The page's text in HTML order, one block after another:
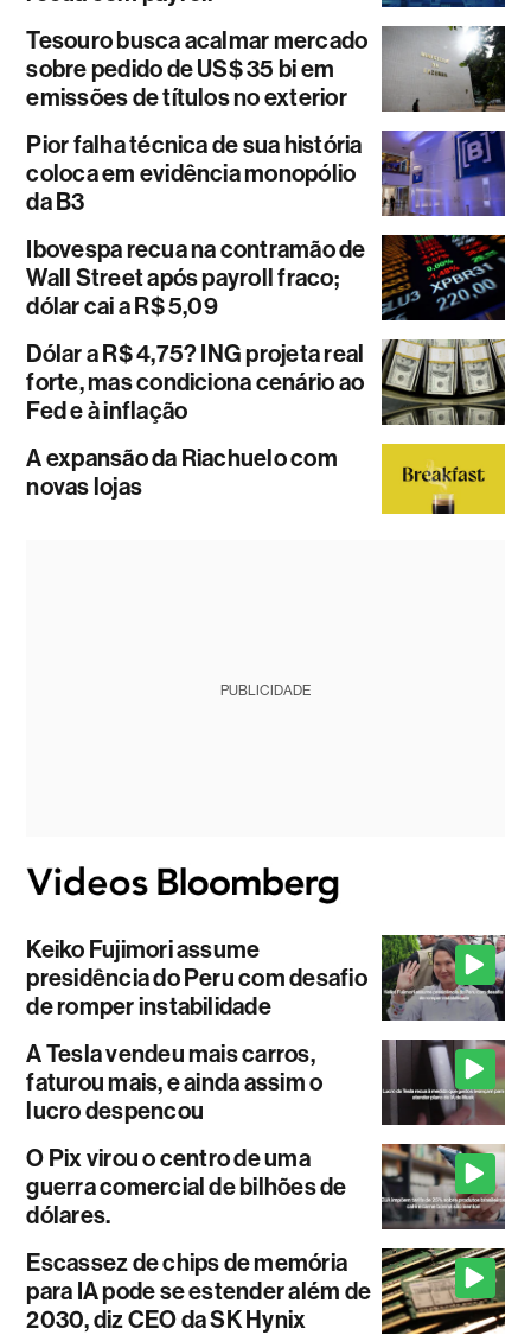
Tesouro busca acalmar mercado
sobre pedido de US$ 35 bi em
emissões de títulos no exterior
Pior falha técnica de sua história
coloca em evidência monopólio
da B3
Ibovespa recua na contramão de
Wall Street após payroll fraco;
dólar cai a R$ 5,09
Dólar a R$ 4,75? ING projeta real
forte, mas condiciona cenário ao
Fed e à inflação
A expansão da Riachuelo com
novas lojas
PUBLICIDADE
Keiko Fujimori assume
presidência do Peru com desafio
de romper instabilidade
A Tesla vendeu mais carros,
faturou mais, e ainda assim o
lucro despencou
O Pix virou o centro de uma
guerra comercial de bilhões de
dólares.
Escassez de chips de memória
para IA pode se estender além de
2030, diz CEO da SK Hynix